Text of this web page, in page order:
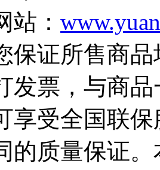
站：
保证所售商
发票，与商
享受全国联
的质量保证